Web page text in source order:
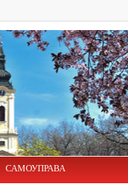
САМОУПРАВА